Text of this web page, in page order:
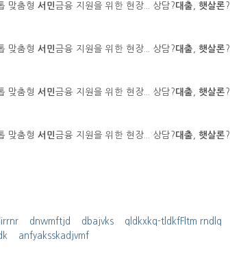
맞춤형 서민금융 지원을 위한 현장... 상담?대출 햇살론
맞춤형 서민금융 지원을 위한 현장... 상담?대출 햇살론
맞춤형 서민금융 지원을 위한 현장... 상담?대출 햇살론
맞춤형 서민금융 지원을 위한 현장... 상담?대출 햇살론
dnwmftjd dbajvks qldkxkq-tldkfFltm rndlq
anfyaksskadjvmf